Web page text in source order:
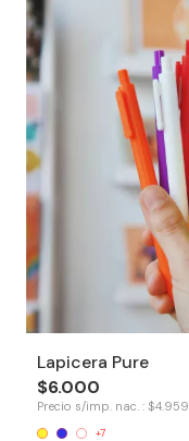
Lapicera Pure
$6.000
Precio s/imp. nac. : $4.959
+7